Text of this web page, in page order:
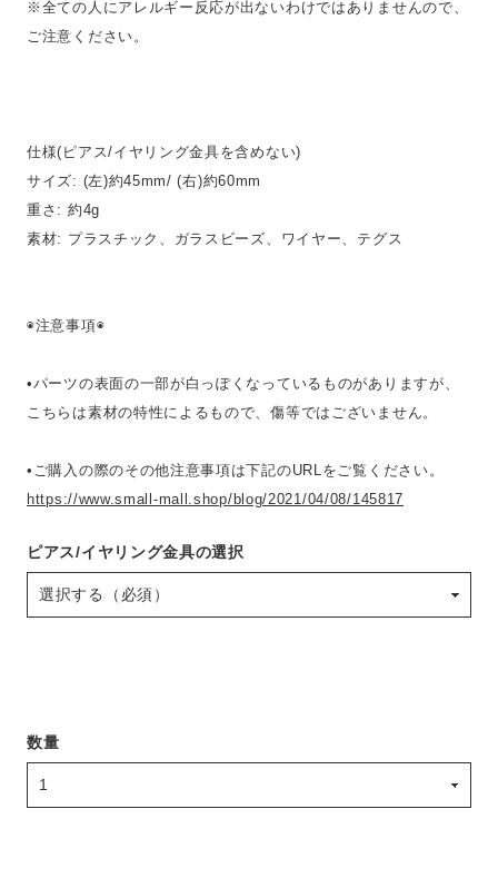
※全ての人にアレルギー反応が出ないわけではありませんので、
ご注意ください。
仕様(ピアス/イヤリング金具を含めない)
サイズ: (左)約45mm/ (右)約60mm
重さ: 約4g
素材: プラスチック、ガラスビーズ、ワイヤー、テグス
◉注意事項◉
•パーツの表面の一部が白っぽくなっているものがありますが、
こちらは素材の特性によるもので、傷等ではございません。
•ご購入の際のその他注意事項は下記のURLをご覧ください。
https://www.small-mall.shop/blog/2021/04/08/145817
ピアス/イヤリング金具の選択
数量